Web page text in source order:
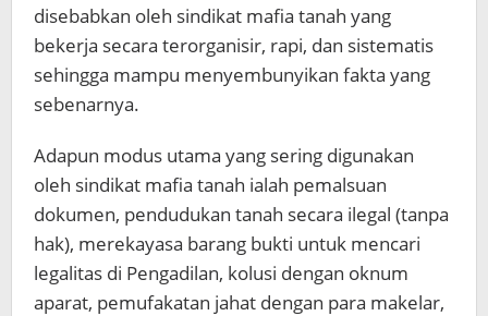
disebabkan oleh sindikat mafia tanah yang
bekerja secara terorganisir, rapi, dan sistematis
sehingga mampu menyembunyikan fakta yang
sebenarnya.
Adapun modus utama yang sering digunakan
oleh sindikat mafia tanah ialah pemalsuan
dokumen, pendudukan tanah secara ilegal (tanpa
hak), merekayasa barang bukti untuk mencari
legalitas di Pengadilan, kolusi dengan oknum
aparat, pemufakatan jahat dengan para makelar,